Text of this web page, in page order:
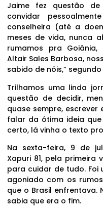
Jaime fez questão
convidar
conselheira (até a
meses de vida, nunca
rumamos pra
Altair Sales Barbosa,
sabido de nóis,”
Trilhamos uma linda
questão de decidir,
quase sempre, escrever
falar da ótima ideia que
certo, lá vinha o texto
Na sexta-feira, 9 de
Xapuri 81, pela primeira
para cuidar de tudo. Foi
agoniado com os
que o Brasil enfrentava.
sabia que era o fim.